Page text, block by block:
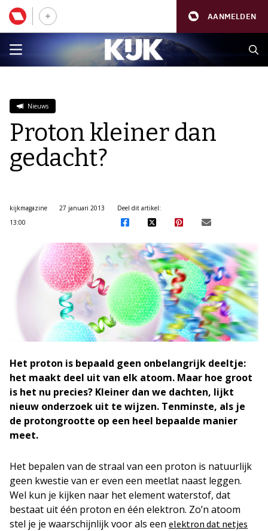
AANMELDEN
Nieuws
Proton kleiner dan
gedacht?
kijkmagazine
27 januari 2013
13:00
Deel dit artikel:
Het proton is bepaald geen onbelangrijk deeltje:
het maakt deel uit van elk atoom. Maar hoe groot
is het nu precies? Kleiner dan we dachten, lijkt
nieuw onderzoek uit te wijzen. Tenminste, als je
de protongrootte op een heel bepaalde manier
meet.
Het bepalen van de straal van een proton is natuurlijk
geen kwestie van er even een meetlat naast leggen.
Wel kun je kijken naar het element waterstof, dat
bestaat uit één proton en één elektron. Zo’n atoom
stel je je waarschijnlijk voor als een elektron dat netjes